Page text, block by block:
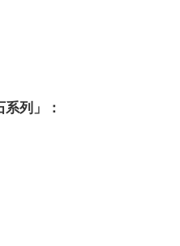
列」：